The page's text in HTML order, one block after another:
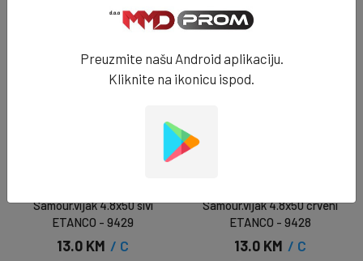
Samour.vijak 4.8x50 sivi
ETANCO - 9429
13.0 KM / C
Samour.vijak 4.8x50 crveni
ETANCO - 9428
13.0 KM / C
Preuzmite našu Android aplikaciju.
Kliknite na ikonicu ispod.